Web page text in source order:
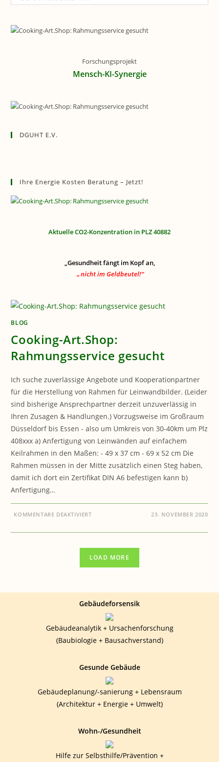
Forschungsprojekt
Mensch-KI-Synergie
DGUHT E.V.
Ihre Energie Kosten Beratung – Jetzt!
Aktuelle CO2-Konzentration in PLZ 40882
„Gesundheit fängt im Kopf an,
…nicht im Geldbeutel!“
BLOG
Cooking-Art.Shop:
Rahmungsservice gesucht
Ich suche zuverlässige Angebote und Kooperationpartner
für die Herstellung von Rahmen für Leinwandbilder. (Leider
sind bisherige Ansprechpartner derzeit unzuverlässig in
Ihren Zusagen & Handlungen.) Vorzugsweise im Großraum
Düsseldorf bis Essen - also um Umkreis von 30-40km um Plz
408xxx a) Anfertigung von Leinwänden auf einfachem
Keilrahmen in den Maßen: - 49 x 37 cm - 69 x 52 cm Die
Rahmen müssen in der Mitte zusätzlich einen Steg haben,
damit ich dort ein Zertifikat DIN A6 befestigen kann b)
Anfertigung…
KOMMENTARE DEAKTIVIERTFÜR
RAHMUNGSSERVICE
23. NOVEMBER 2020
LOAD MORE
Gebäudeforsensik
Gebäudeanalytik + Ursachenforschung
(Baubiologie + Bausachverstand)
Gesunde Gebäude
Gebäudeplanung/-sanierung + Lebensraum
(Architektur + Energie + Umwelt)
Wohn-/Gesundheit
Hilfe zur Selbsthilfe/Prävention +